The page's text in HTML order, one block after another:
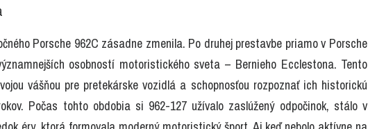
Porsche 962C zásadne zmenila. Po druhej prestavbe priamo v Porsche
osobností motoristického sveta – Bernieho Ecclestona. Tento
vášňou pre pretekárske vozidlá a schopnosťou rozpoznať ich historickú
Počas tohto obdobia si 962-127 užívalo zaslúžený odpočinok, stálo v